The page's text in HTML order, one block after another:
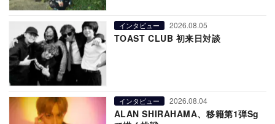
インタビュー 2026.08.05
TOAST CLUB 初来日対談
インタビュー 2026.08.04
ALAN SHIRAHAMA、移籍第1弾Sg